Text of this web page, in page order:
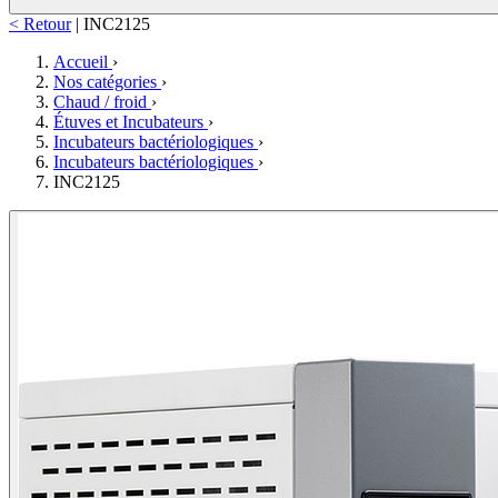
< Retour | INC2125
Accueil ›
Nos catégories ›
Chaud / froid ›
Étuves et Incubateurs ›
Incubateurs bactériologiques ›
Incubateurs bactériologiques ›
INC2125